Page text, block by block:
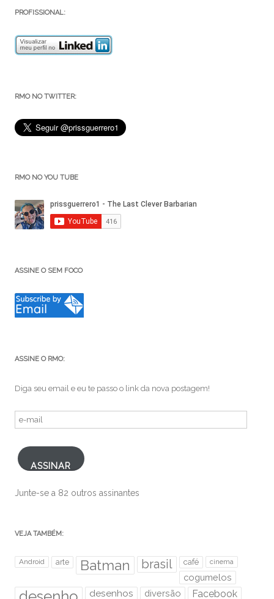
PROFISSIONAL:
RMO NO TWITTER:
RMO NO YOU TUBE
ASSINE O SEM FOCO
ASSINE O RMO:
Diga seu email e eu te passo o link da nova postagem!
e-
ASSINAR
Junte-se a 82 outros assinantes
VEJA TAMBÉM:
Android arte Batman brasil café cinema
cogumelos
desenhos diversão Facebook